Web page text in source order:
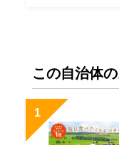
この自治体
1